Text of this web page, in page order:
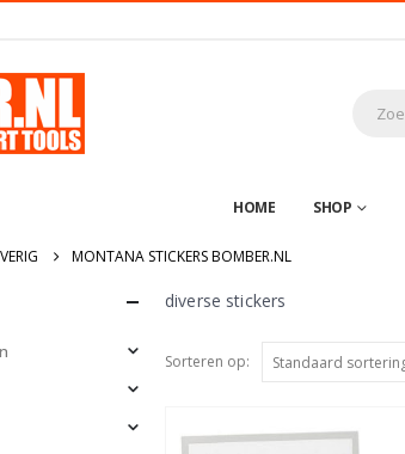
HOME SHOP
MONTANA STICKERS BOMBER.NL
diverse stickers
Sorteren op: